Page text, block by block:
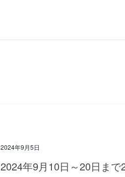
2024年9月5日
2024年9月10日～20日ま